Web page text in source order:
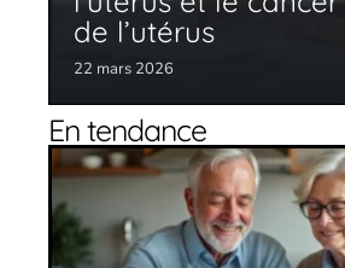
de l’utérus
22 mars 2026
En tendance